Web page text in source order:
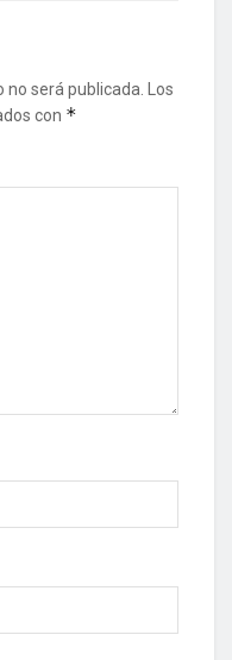
no será publicada. Los
con *